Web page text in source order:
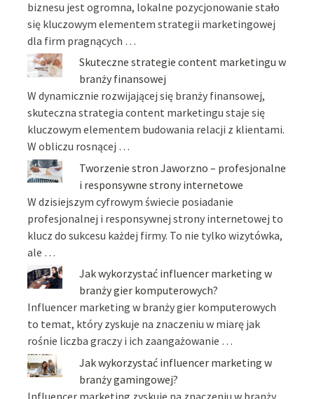
biznesu jest ogromna, lokalne pozycjonowanie stało
się kluczowym elementem strategii marketingowej
dla firm pragnących …
Skuteczne strategie content marketingu w
branży finansowej
W dynamicznie rozwijającej się branży finansowej,
skuteczna strategia content marketingu staje się
kluczowym elementem budowania relacji z klientami.
W obliczu rosnącej …
Tworzenie stron Jaworzno – profesjonalne
i responsywne strony internetowe
W dzisiejszym cyfrowym świecie posiadanie
profesjonalnej i responsywnej strony internetowej to
klucz do sukcesu każdej firmy. To nie tylko wizytówka,
ale …
Jak wykorzystać influencer marketing w
branży gier komputerowych?
Influencer marketing w branży gier komputerowych
to temat, który zyskuje na znaczeniu w miarę jak
rośnie liczba graczy i ich zaangażowanie …
Jak wykorzystać influencer marketing w
branży gamingowej?
Influencer marketing zyskuje na znaczeniu w branży